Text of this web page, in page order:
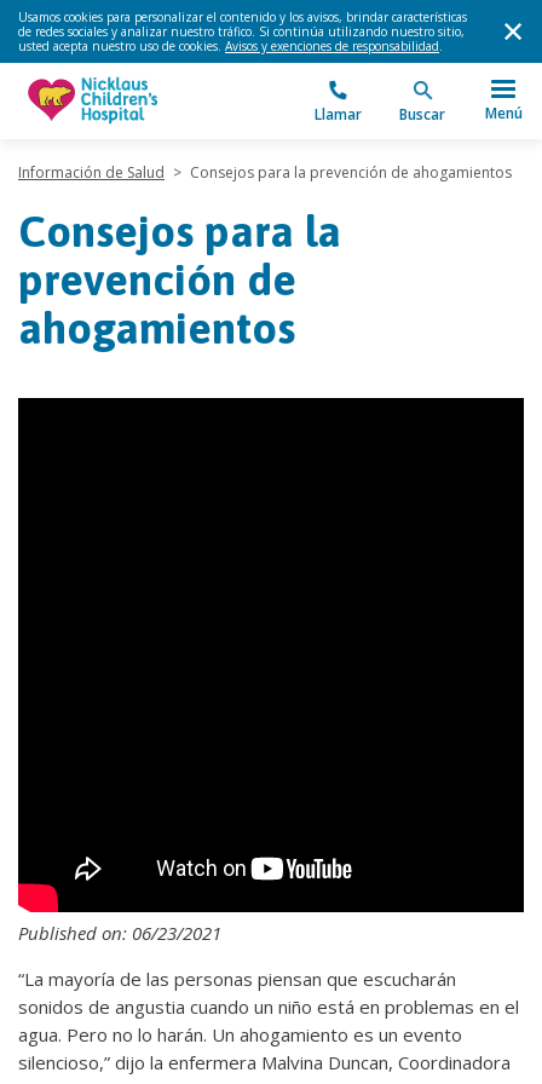
Usamos cookies para personalizar el contenido y los avisos, brindar características
de redes sociales y analizar nuestro tráfico. Si continúa utilizando nuestro sitio,
usted acepta nuestro uso de cookies. Avisos y exenciones de responsabilidad.
Llamar Buscar Menú
Información de Salud > Consejos para la prevención de ahogamientos
Consejos para la
prevención de
ahogamientos
Published on: 06/23/2021
“La mayoría de las personas piensan que escucharán
sonidos de angustia cuando un niño está en problemas en el
agua. Pero no lo harán. Un ahogamiento es un evento
silencioso,” dijo la enfermera Malvina Duncan, Coordinadora